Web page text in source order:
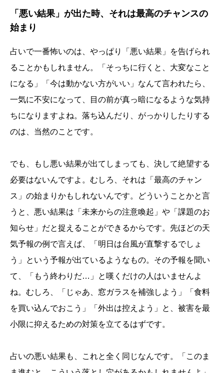
「悪い結果」が出た時、それは最高のチャンスの
始まり
占いで一番怖いのは、やっぱり「悪い結果」を告げられ
ることかもしれません。「そっちに行くと、大変なこと
になる」「今は動かない方がいい」なんて言われたら、
一気に不安になって、目の前が真っ暗になるような気持
ちになりますよね。落ち込んだり、がっかりしたりする
のは、当然のことです。
でも、もし悪い結果が出てしまっても、決して絶望する
必要はないんですよ。むしろ、それは「最高のチャン
ス」の始まりかもしれないんです。どういうことかと言
うと、悪い結果は「未来からの注意喚起」や「課題のお
知らせ」だと捉えることができるからです。先ほどの天
気予報の例で言えば、「明日は台風が直撃するでしょ
う」という予報が出ているようなもの。その予報を聞い
て、「もう終わりだ…」と嘆くだけの人はいませんよ
ね。むしろ、「じゃあ、窓ガラスを補強しよう」「食料
を買い込んでおこう」「外出は控えよう」と、被害を最
小限に抑えるための対策を立てるはずです。
占いの悪い結果も、これと全く同じなんです。「このま